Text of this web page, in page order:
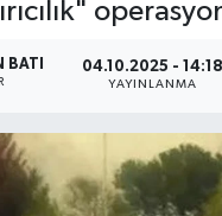
BATI 04.10.2025 - 14:18
YAYINLANMA